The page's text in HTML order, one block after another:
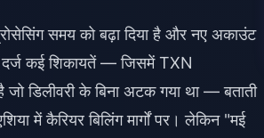
समय को बढ़ा दिया है और नए अकाउंट
कई शिकायतें — जिसमें TXN
डिलीवरी के बिना अटक गया था — बताती
में कैरियर बिलिंग मार्गों पर। लेकिन "मई